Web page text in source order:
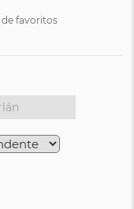
favoritos